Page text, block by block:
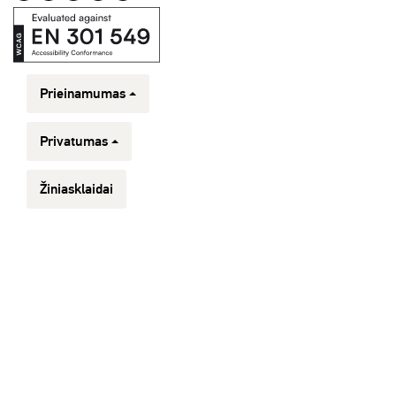
Prieinamumas
Privatumas
Žiniasklaidai